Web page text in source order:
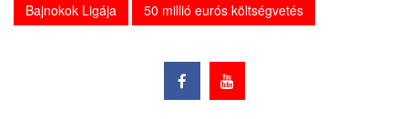
Bajnokok Ligája
50 millió eurós költségvetés